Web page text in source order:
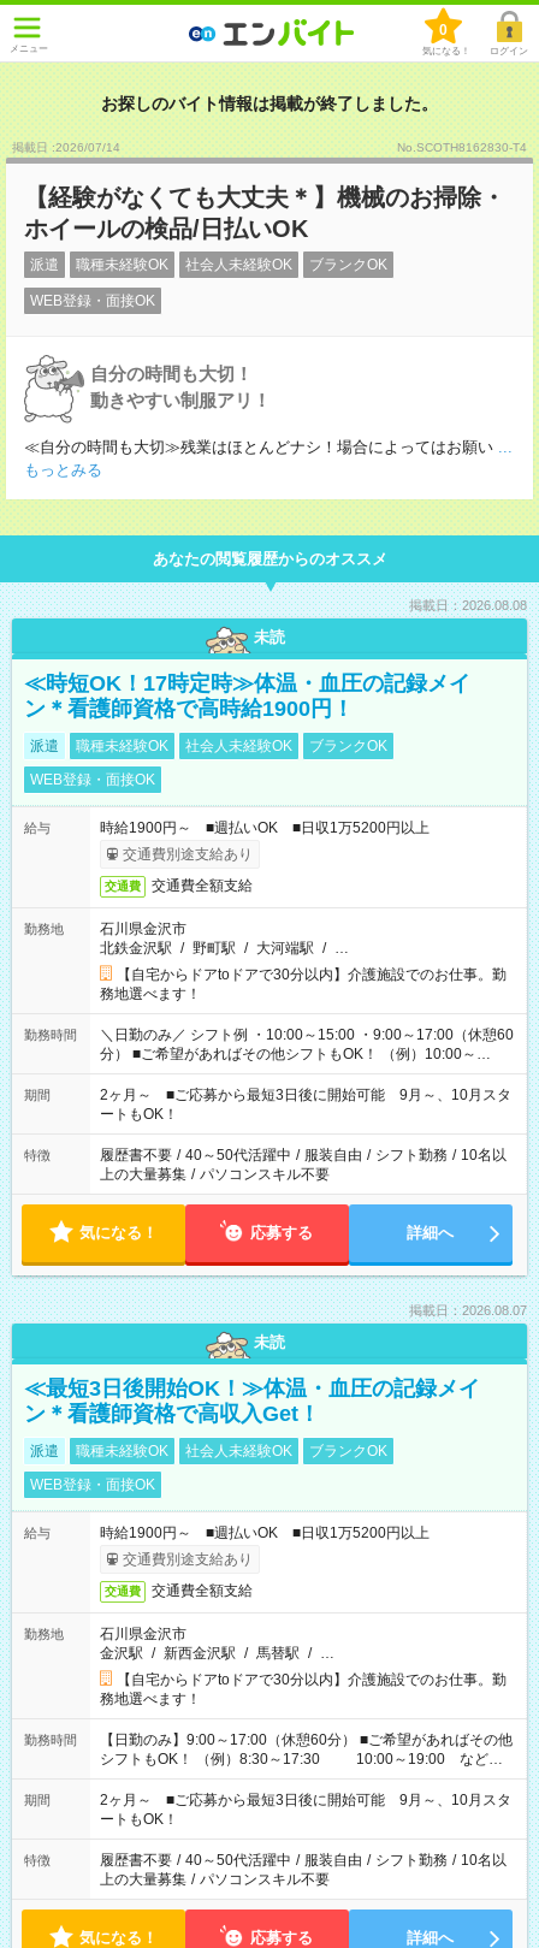
メニュー
0
気になる！ ログイン
お探しのバイト情報は掲載が終了しました。
掲載日 :2026/07/14 No.SCOTH8162830-T4
【経験がなくても大丈夫＊】機械のお掃除・
ホイールの検品/日払いOK
派遣 職種未経験OK 社会人未経験OK ブランクOK
WEB登録・面接OK
自分の時間も大切！
動きやすい制服アリ！
≪自分の時間も大切≫残業はほとんどナシ！場合によってはお願い ...
もっとみる
あなたの閲覧履歴からのオススメ
掲載日：2026.08.08
未読
≪時短OK！17時定時≫体温・血圧の記録メイ
ン＊看護師資格で高時給1900円！
派遣 職種未経験OK 社会人未経験OK
ブランクOK
WEB登録・面接OK
給与
時給1900円～ ■週払いOK ■日収1万5200円以上
交通費別途支給あり
交通費 交通費全額支給
勤務地
石川県金沢市
北鉄金沢駅 / 野町駅 / 大河端駅 / …
【自宅からドアtoドアで30分以内】介護施設でのお仕事。勤
務地選べます！
勤務時間
＼日勤のみ／ シフト例 ・10:00～15:00 ・9:00～17:00（休憩60
分） ■ご希望があればその他シフトもOK！ （例）10:00～
19:00 など 「家族とお休みを合わせたい」 「できれば残業は
したくない」 など、あなたのご希望に沿ったお仕事をご紹介し
ます！ ※Wワーク希望の方へ 今ご覧のお仕事で希望する勤務時
間と、もう1つのお仕事の勤務時間。 合計で週40時間を超える
場合は応募できません
期間
2ヶ月～ ■ご応募から最短3日後に開始可能 9月～、10月スタ
ートもOK！
特徴 履歴書不要 / 40～50代活躍中 / 服装自由 / シフト勤務 / 10名以
上の大量募集 / パソコンスキル不要
気になる！ 応募する 詳細へ
掲載日：2026.08.07
未読
≪最短3日後開始OK！≫体温・血圧の記録メイ
ン＊看護師資格で高収入Get！
派遣 職種未経験OK 社会人未経験OK
ブランクOK
WEB登録・面接OK
給与
時給1900円～ ■週払いOK ■日収1万5200円以上
交通費別途支給あり
交通費 交通費全額支給
勤務地
石川県金沢市
金沢駅 / 新西金沢駅 / 馬替駅 / …
【自宅からドアtoドアで30分以内】介護施設でのお仕事。勤
務地選べます！
勤務時間
【日勤のみ】9:00～17:00（休憩60分） ■ご希望があればその他
シフトもOK！ （例）8:30～17:30 10:00～19:00 など
「家族とお休みを合わせたい」 「できれば残業はしたくない」
など、あなたのご希望に沿ったお仕事をご紹介します！ ※Wワ
ーク希望の方へ 今ご覧のお仕事で希望する勤務時間と、もう1つ
のお仕事の勤務時間。 合計で週40時間を超える場合は応募でき
ません
期間
2ヶ月～ ■ご応募から最短3日後に開始可能 9月～、10月スタ
ートもOK！
特徴 履歴書不要 / 40～50代活躍中 / 服装自由 / シフト勤務 / 10名以
上の大量募集 / パソコンスキル不要
気になる！ 応募する 詳細へ